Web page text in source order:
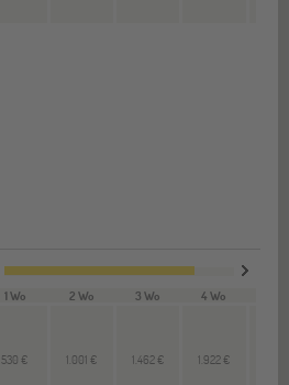
1 Wo 2 Wo 3 Wo 4 Wo
530 € 1.001 € 1.462 € 1.922 €